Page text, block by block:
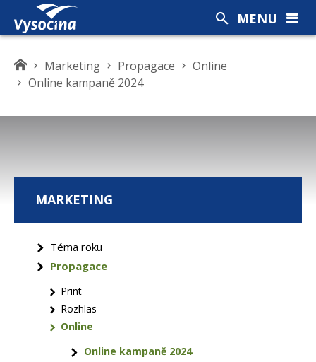
K
d
s
Marketing Propagace
Online
Online kampaně 2024
MARKETING
Téma roku
Propagace
Print
Rozhlas
Online
Online kampaně 2024
MENU